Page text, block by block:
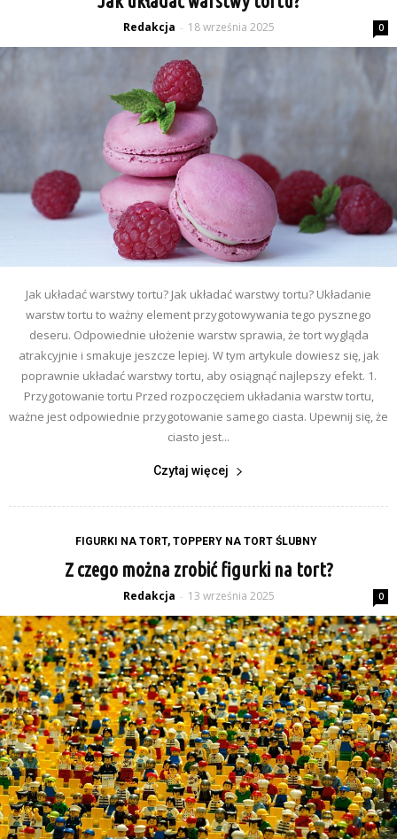
Redakcja - 18 września 2025 0
Jak układać warstwy tortu? Jak układać warstwy tortu? Układanie
warstw tortu to ważny element przygotowywania tego pysznego
deseru. Odpowiednie ułożenie warstw sprawia, że tort wygląda
atrakcyjnie i smakuje jeszcze lepiej. W tym artykule dowiesz się, jak
poprawnie układać warstwy tortu, aby osiągnąć najlepszy efekt. 1.
Przygotowanie tortu Przed rozpoczęciem układania warstw tortu,
ważne jest odpowiednie przygotowanie samego ciasta. Upewnij się, że
ciasto jest...
Czytaj więcej
FIGURKI NA TORT, TOPPERY NA TORT ŚLUBNY
Z czego można zrobić figurki na tort?
Redakcja - 13 września 2025 0